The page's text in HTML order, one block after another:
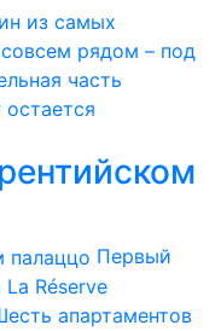
из самых
рядом – под
часть
Первый
Réserve
апартаментов